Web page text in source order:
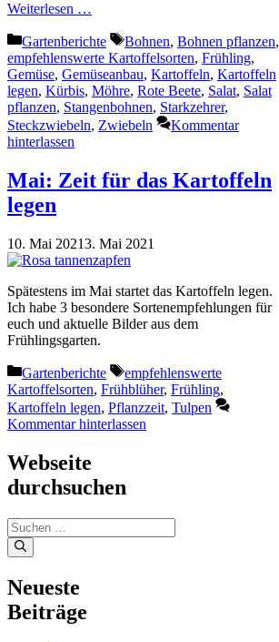
Weiterlesen …
Kategorien
Gartenberichte Schlagwörter
Bohnen, Bohnen pflanzen,
empfehlenswerte Kartoffelsorten, Frühling,
Gemüse, Gemüseanbau, Kartoffeln, Kartoffeln
legen, Kürbis, Möhre, Rote Beete, Salat, Salat
pflanzen, Stangenbohnen, Starkzehrer,
Steckzwiebeln, Zwiebeln
Kommentar
hinterlassen
Mai: Zeit für das Kartoffeln
legen
10. Mai 20213. Mai 2021
Spätestens im Mai startet das Kartoffeln legen.
Ich habe 3 besondere Sortenempfehlungen für
euch und aktuelle Bilder aus dem
Frühlingsgarten.
Kategorien
Gartenberichte Schlagwörter
empfehlenswerte
Kartoffelsorten, Frühblüher, Frühling,
Kartoffeln legen, Pflanzzeit, Tulpen
Kommentar hinterlassen
Webseite
durchsuchen
Suchen
nach:
Neueste
Beiträge